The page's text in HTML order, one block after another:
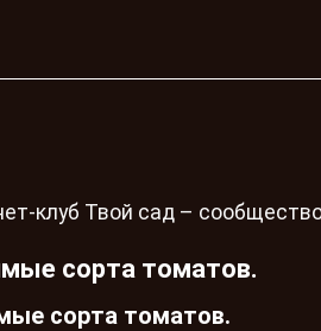
клуб Твой сад –
сорта томатов.
сорта томатов.